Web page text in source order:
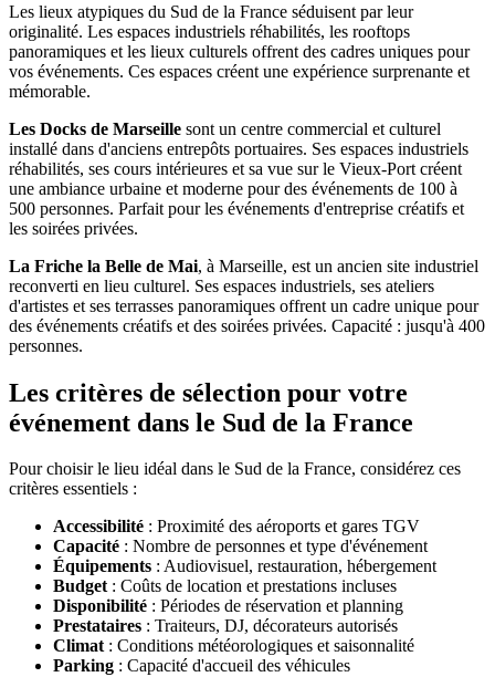
Les lieux atypiques du Sud de la France séduisent par leur
originalité. Les espaces industriels réhabilités, les rooftops
panoramiques et les lieux culturels offrent des cadres uniques pour
vos événements. Ces espaces créent une expérience surprenante et
mémorable.
Les Docks de Marseille sont un centre commercial et culturel
installé dans d'anciens entrepôts portuaires. Ses espaces industriels
réhabilités, ses cours intérieures et sa vue sur le Vieux-Port créent
une ambiance urbaine et moderne pour des événements de 100 à
500 personnes. Parfait pour les événements d'entreprise créatifs et
les soirées privées.
La Friche la Belle de Mai, à Marseille, est un ancien site industriel
reconverti en lieu culturel. Ses espaces industriels, ses ateliers
d'artistes et ses terrasses panoramiques offrent un cadre unique pour
des événements créatifs et des soirées privées. Capacité : jusqu'à 400
personnes.
Les critères de sélection pour votre
événement dans le Sud de la France
Pour choisir le lieu idéal dans le Sud de la France, considérez ces
critères essentiels :
Accessibilité : Proximité des aéroports et gares TGV
Capacité : Nombre de personnes et type d'événement
Équipements : Audiovisuel, restauration, hébergement
Budget: Coûts de location et prestations incluses
Disponibilité : Périodes de réservation et planning
Prestataires : Traiteurs, DJ, décorateurs autorisés
Climat: Conditions météorologiques et saisonnalité
Parking : Capacité d'accueil des véhicules